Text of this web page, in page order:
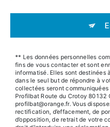
** Les données personnelles
fins de vous contacter et sont
informatisé. Elles sont
dans le seul but de répondre à
collectées seront
Profilbat Route du Crotoy 80132
profilbat@orange.fr. Vous
rectification, d’effacement, de
d’opposition, de retrait de votre